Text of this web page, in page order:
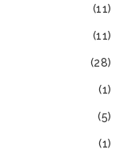
(11)
(11)
(28)
(1)
(5)
(1)